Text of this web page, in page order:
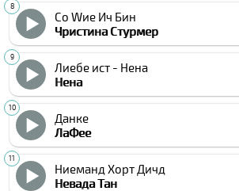
Со Wие Ич Бин
Чристина Стурмер
Лиебе ист - Нена
Нена
Данке
ЛаФее
Ниеманд Хорт Дичд
Невада Тан